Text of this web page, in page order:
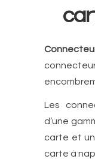
Les
d’une
carte et
carte à